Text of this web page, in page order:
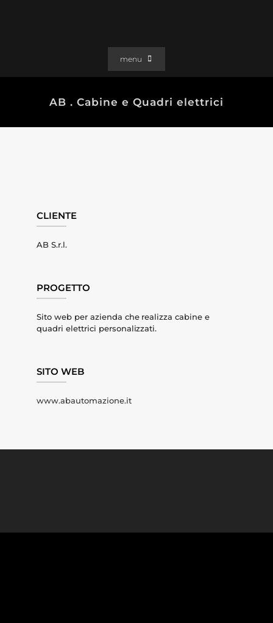
menu
SOLUZIONI WEB
AB . Cabine e Quadri elettrici
CLIENTE
AB S.r.l.
PROGETTO
Sito web per azienda che realizza cabine e
quadri elettrici personalizzati.
SITO WEB
www.abautomazione.it